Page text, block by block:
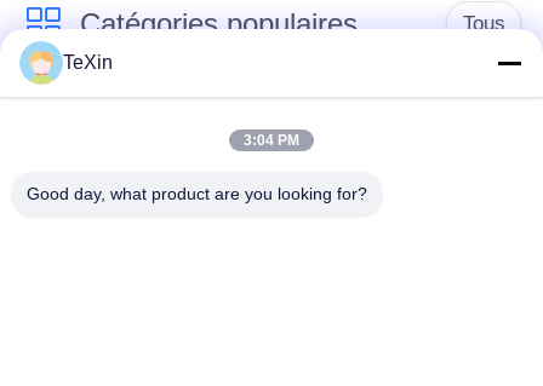
Catégories populaires Tous
Module de brouilleur
module de brouillage
de drone
Module de brouilleur
amplificateur de
TeXin
3:04 PM
Good day, what product are you looking for?